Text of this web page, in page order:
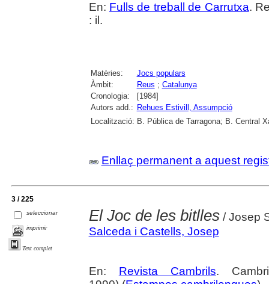
En: Fulls de treball de Carrutxa.
: il.
Matèries:
Jocs populars
Àmbit:
Reus ; Catalunya
Cronologia:
[1984]
Autors add.: Rehues Estivill, Assumpció
Localització: B. Pública de Tarragona; B. Central
Enllaç permanent a aquest
3 / 225
seleccionar
imprimir
Text complet
El Joc de les bitlles/ Josep
Salceda i Castells, Josep
En: Revista Cambrils.